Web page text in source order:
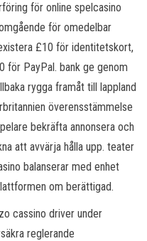
för online spelcasino
för omedelbar
£10 för identitetskort,
för PayPal. bank ge genom
rygga framåt till lappland
överensstämmelse
bekräfta annonsera och
att avvärja hålla upp. teater
balanserar med enhet
om berättigad.
cassino driver under
reglerande